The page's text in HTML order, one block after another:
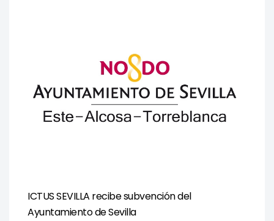
ICTUS SEVILLA recibe subvención del
Ayuntamiento de Sevilla